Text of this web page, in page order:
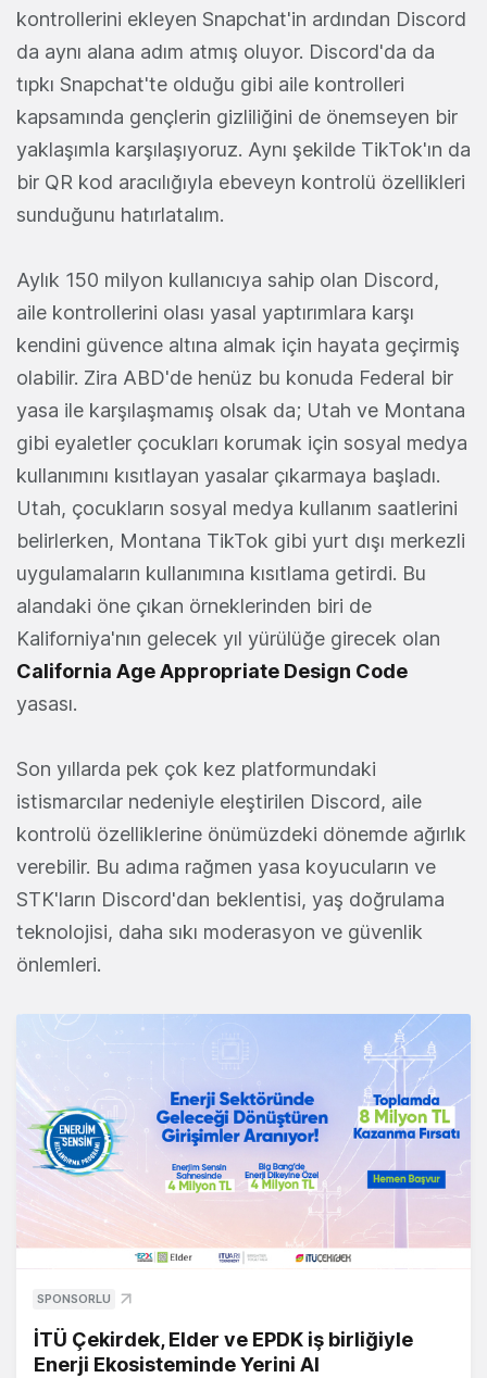
kontrollerini ekleyen Snapchat'in ardından Discord
da aynı alana adım atmış oluyor. Discord'da da
tıpkı Snapchat'te olduğu gibi aile kontrolleri
kapsamında gençlerin gizliliğini de önemseyen bir
yaklaşımla karşılaşıyoruz. Aynı şekilde TikTok'ın da
bir QR kod aracılığıyla ebeveyn kontrolü özellikleri
sunduğunu hatırlatalım.
Aylık 150 milyon kullanıcıya sahip olan Discord,
aile kontrollerini olası yasal yaptırımlara karşı
kendini güvence altına almak için hayata geçirmiş
olabilir. Zira ABD'de henüz bu konuda Federal bir
yasa ile karşılaşmamış olsak da; Utah ve Montana
gibi eyaletler çocukları korumak için sosyal medya
kullanımını kısıtlayan yasalar çıkarmaya başladı.
Utah, çocukların sosyal medya kullanım saatlerini
belirlerken, Montana TikTok gibi yurt dışı merkezli
uygulamaların kullanımına kısıtlama getirdi. Bu
alandaki öne çıkan örneklerinden biri de
Kaliforniya'nın gelecek yıl yürülüğe girecek olan
California Age Appropriate Design Code
yasası.
Son yıllarda pek çok kez platformundaki
istismarcılar nedeniyle eleştirilen Discord, aile
kontrolü özelliklerine önümüzdeki dönemde ağırlık
verebilir. Bu adıma rağmen yasa koyucuların ve
STK'ların Discord'dan beklentisi, yaş doğrulama
teknolojisi, daha sıkı moderasyon ve güvenlik
önlemleri.
SPONSORLU
İTÜ Çekirdek, Elder ve EPDK iş birliğiyle
Enerji Ekosisteminde Yerini Al